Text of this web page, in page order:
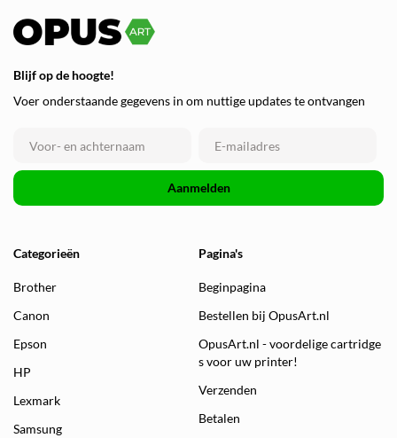
Blijf op de hoogte!
Voer onderstaande gegevens in om nuttige updates te ontvangen
Aanmelden
Categorieën
Brother
Canon
Epson
HP
Lexmark
Samsung
Pagina's
Beginpagina
Bestellen bij OpusArt.nl
OpusArt.nl - voordelige cartridge
s voor uw printer!
Verzenden
Betalen